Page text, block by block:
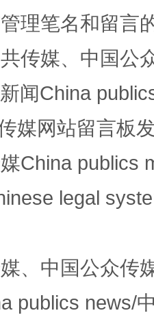
工作
” 如何以
理笔名和留言
传媒、中国公
闻China
媒网站留言板
China publics
legal
、中国公众传
publics news/